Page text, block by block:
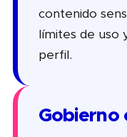
contenido
límites de uso
perfil.
Gobierno